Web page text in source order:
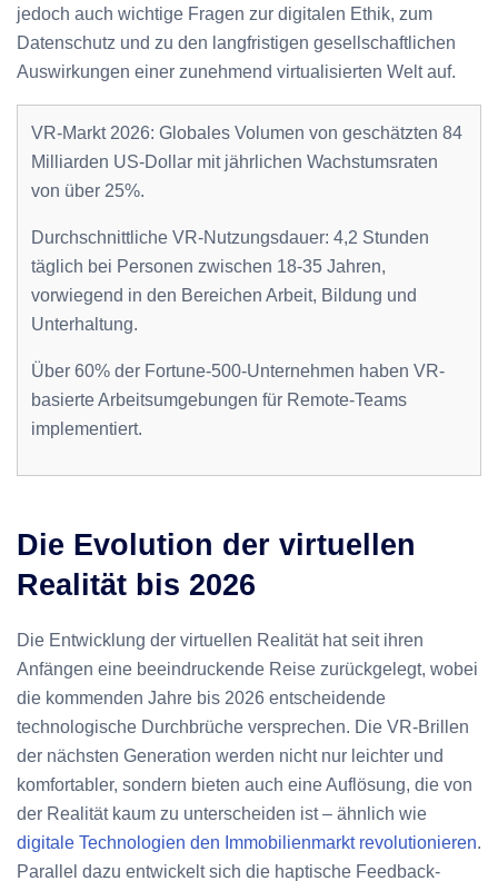
jedoch auch wichtige Fragen zur digitalen Ethik, zum
Datenschutz und zu den langfristigen gesellschaftlichen
Auswirkungen einer zunehmend virtualisierten Welt auf.
VR-Markt 2026: Globales Volumen von geschätzten 84
Milliarden US-Dollar mit jährlichen Wachstumsraten
von über 25%.
Durchschnittliche VR-Nutzungsdauer: 4,2 Stunden
täglich bei Personen zwischen 18-35 Jahren,
vorwiegend in den Bereichen Arbeit, Bildung und
Unterhaltung.
Über 60% der Fortune-500-Unternehmen haben VR-
basierte Arbeitsumgebungen für Remote-Teams
implementiert.
Die Evolution der virtuellen
Realität bis 2026
Die Entwicklung der virtuellen Realität hat seit ihren
Anfängen eine beeindruckende Reise zurückgelegt, wobei
die kommenden Jahre bis 2026 entscheidende
technologische Durchbrüche versprechen. Die VR-Brillen
der nächsten Generation werden nicht nur leichter und
komfortabler, sondern bieten auch eine Auflösung, die von
der Realität kaum zu unterscheiden ist – ähnlich wie
digitale Technologien den Immobilienmarkt revolutionieren.
Parallel dazu entwickelt sich die haptische Feedback-